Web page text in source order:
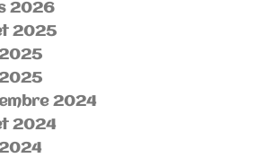
2026
2025
2024
2024